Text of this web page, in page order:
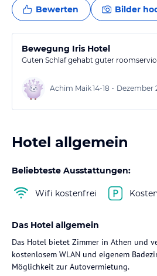
Bewerten Bilder
Bewegung Iris Hotel
Guten Schlaf gehabt guter
Achim Maik14-18 • Dezember
Hotel allgemein
Beliebteste Ausstattungen:
Wifi kostenfrei
Das Hotel allgemein
Das Hotel bietet Zimmer in Athen und
kostenlosem WLAN und eigenem
Möglichkeit zur Autovermietung.